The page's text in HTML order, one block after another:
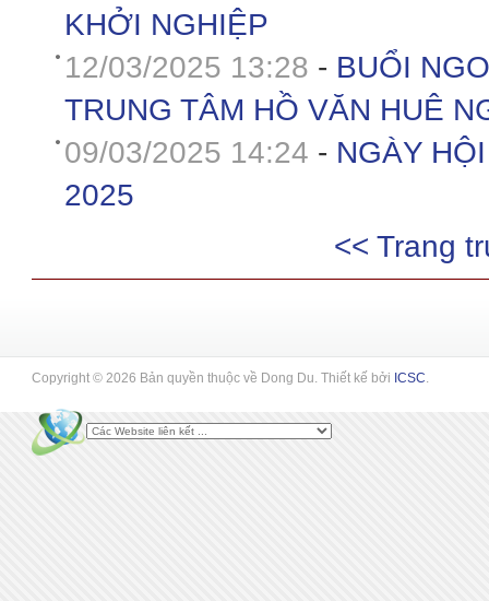
KHỞI NGHIỆP
12/03/2025 13:28 - BUỔI
TRUNG TÂM HỒ VĂN HUÊ
09/03/2025 14:24 - NGÀY
2025
<< Trang
Copyright © 2026 Bản quyền thuộc về Dong Du. Thiết kế bởi ICSC.